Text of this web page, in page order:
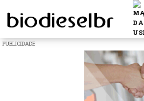
PUBLICIDADE